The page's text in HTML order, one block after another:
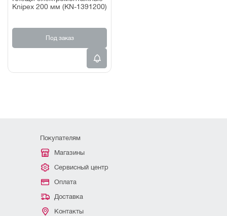
Knipex 200 мм (KN-1391200)
Под заказ
Покупателям
Магазины
Сервисный центр
Оплата
Доставка
Контакты